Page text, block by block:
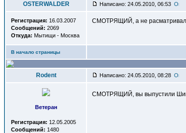
OSTERWALDER Написано: 24.05.2010, 06:53
Регистрация: 16.03.2007
Сообщений: 2069
Откуда: Мытищи - Москва
СМОТРЯЩИЙ, а не
В начало страницы
Rodent Написано: 24.05.2010, 08:28
Ветеран
Регистрация: 12.05.2005
Сообщений: 1480
СМОТРЯЩИЙ, вы выпустили